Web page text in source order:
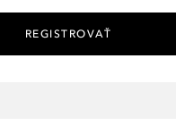
REGISTROVAŤ